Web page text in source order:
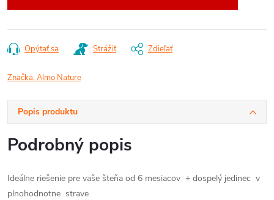
Opýtať sa Strážiť Zdieľať
Značka:Almo Nature
Popis produktu
Podrobný popis
Ideálne riešenie pre vaše šteňa od 6 mesiacov + dospelý jedinec v
plnohodnotne strave